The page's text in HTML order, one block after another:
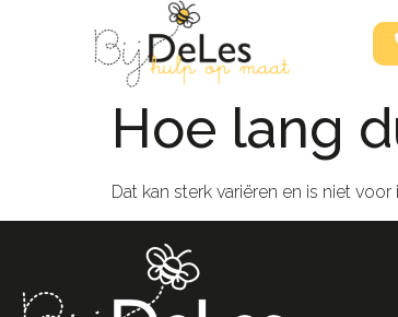
Hoe lang
Dat kan sterk variëren en is niet